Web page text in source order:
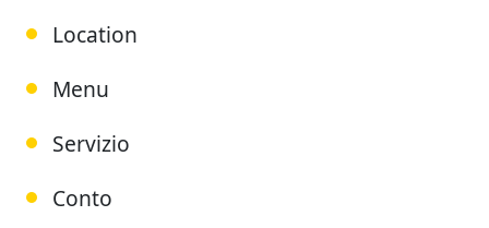
Location
Menu
Servizio
Conto